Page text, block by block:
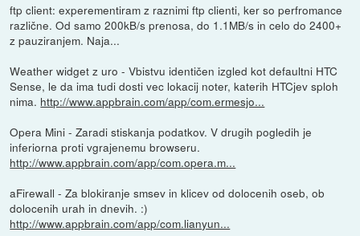
ftp client: experementiram z raznimi ftp clienti, ker so perfromance
različne. Od samo 200kB/s prenosa, do 1.1MB/s in celo do 2400+
z pauziranjem. Naja...
Weather widget z uro - Vbistvu identičen izgled kot defaultni HTC
Sense, le da ima tudi dosti vec lokacij noter, katerih HTCjev sploh
nima. http://www.appbrain.com/app/com.ermesjo...
Opera Mini - Zaradi stiskanja podatkov. V drugih pogledih je
inferiorna proti vgrajenemu browseru.
http://www.appbrain.com/app/com.opera.m...
aFirewall - Za blokiranje smsev in klicev od dolocenih oseb, ob
dolocenih urah in dnevih. :)
http://www.appbrain.com/app/com.lianyun...